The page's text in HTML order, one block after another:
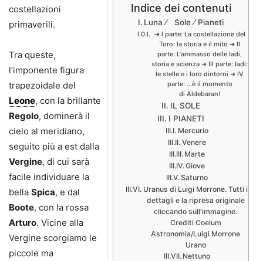
Indice dei contenuti
Luna ⁄ Sole ⁄ Pianeti
➜ I parte: La costellazione del
Toro: la storia e il mito ➜ II
parte: L’ammasso delle Iadi,
storia e scienza ➜ III parte: Iadi:
le stelle e i loro dintorni ➜ IV
parte: …è il momento
di Aldebaran!
IL SOLE
I PIANETI
Mercurio
Venere
Marte
Giove
Saturno
Uranus di Luigi Morrone. Tutti i
dettagli e la ripresa originale
cliccando sull'immagine.
Crediti Coelum
Astronomia/Luigi Morrone
Urano
Nettuno
costellazioni
primaverili.
Tra queste,
l’imponente figura
trapezoidale del
Leone, con la brillante
Regolo, dominerà il
cielo al meridiano,
seguito più a est dalla
Vergine, di cui sarà
facile individuare la
bella Spica, e dal
Boote, con la rossa
Arturo. Vicine alla
Vergine scorgiamo le
piccole ma